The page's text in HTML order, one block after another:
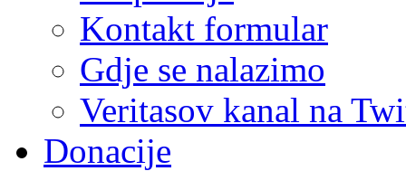
Kontakt formular
Gdje se nalazimo
Veritasov kanal na
Donacije